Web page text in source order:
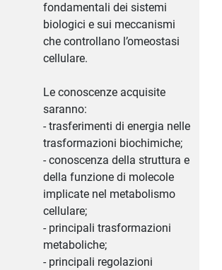
fondamentali dei sistemi
biologici e sui meccanismi
che controllano l’omeostasi
cellulare.
Le conoscenze acquisite
saranno:
- trasferimenti di energia nelle
trasformazioni biochimiche;
- conoscenza della struttura e
della funzione di molecole
implicate nel metabolismo
cellulare;
- principali trasformazioni
metaboliche;
- principali regolazioni